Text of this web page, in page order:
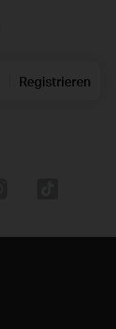
Registrieren